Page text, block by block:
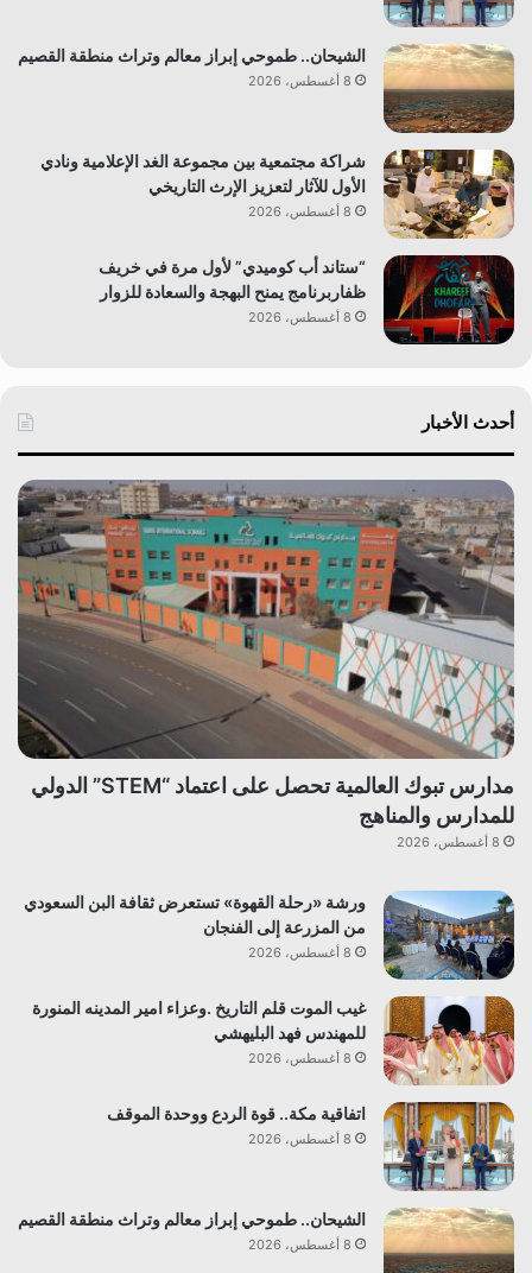
الشيحان.. طموحي إبراز معالم وتراث منطقة القصيم
8 أغسطس، 2026
شراكة مجتمعية بين مجموعة الغد الإعلامية ونادي
الأول للآثار لتعزيز الإرث التاريخي
8 أغسطس، 2026
“ستاند أب كوميدي” لأول مرة في خريف
ظفاربرنامج يمنح البهجة والسعادة للزوار
8 أغسطس، 2026
أحدث الأخبار
مدارس تبوك العالمية تحصل على اعتماد “STEM” الدولي
للمدارس والمناهج
8 أغسطس، 2026
ورشة «رحلة القهوة» تستعرض ثقافة البن السعودي
من المزرعة إلى الفنجان
8 أغسطس، 2026
غيب الموت قلم التاريخ .وعزاء امير المدينه المنورة
للمهندس فهد البليهشي
8 أغسطس، 2026
اتفاقية مكة.. قوة الردع ووحدة الموقف
8 أغسطس، 2026
الشيحان.. طموحي إبراز معالم وتراث منطقة القصيم
8 أغسطس، 2026